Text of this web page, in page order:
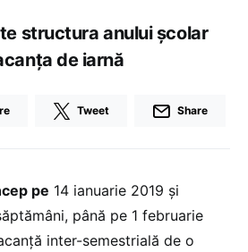
structura anului școlar
de iarnă
Tweet Share
pe 14 ianuarie 2019 și
până pe 1 februarie
inter-semestrială de o